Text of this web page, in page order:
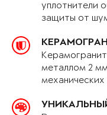
уплотнители
защиты от
металлом 2